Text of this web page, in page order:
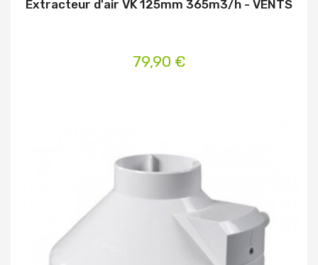
Extracteur d'air VK 125mm 365m3/h - VENTS
79,90 €